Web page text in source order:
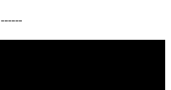
------